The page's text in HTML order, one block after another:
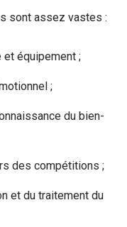
sont assez vastes :
et équipement ;
;
du bien-
des compétitions ;
et du traitement du